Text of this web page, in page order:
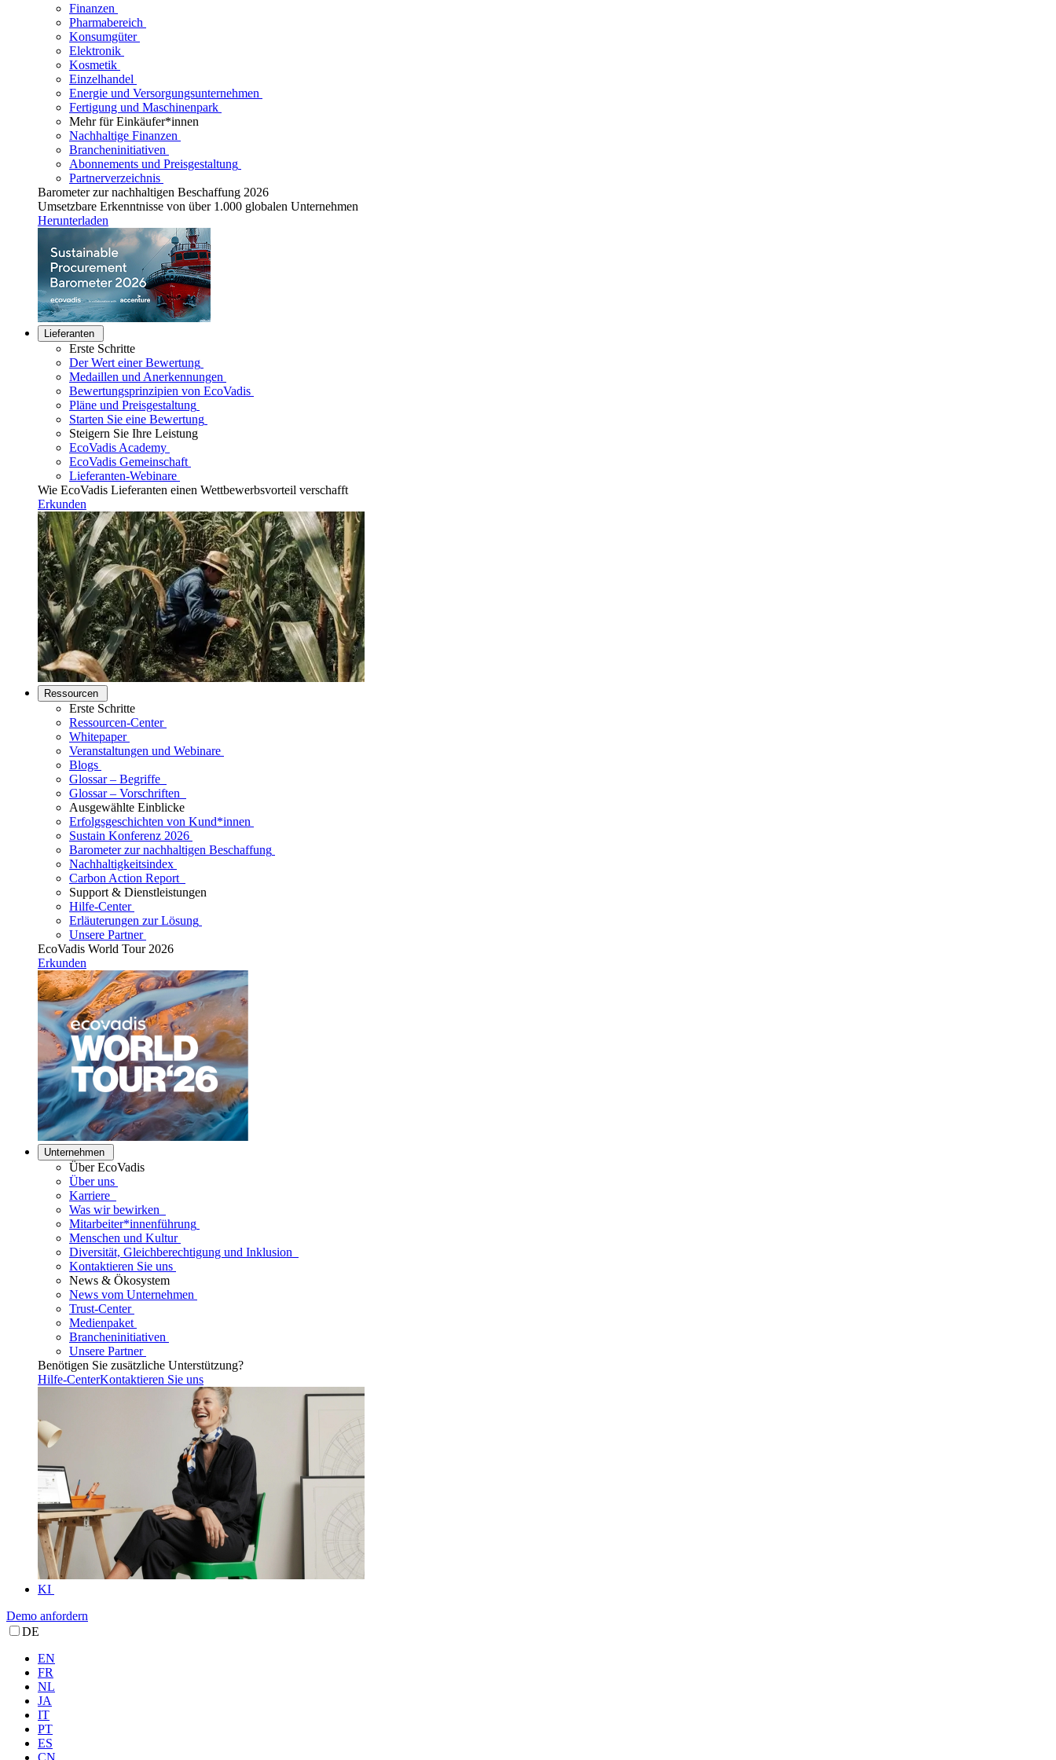
Finanzen
Pharmabereich
Konsumgüter
Elektronik
Kosmetik
Einzelhandel
Energie und Versorgungsunternehmen
Fertigung und Maschinenpark
Mehr für Einkäufer*innen
Nachhaltige Finanzen
Brancheninitiativen
Abonnements und Preisgestaltung
Partnerverzeichnis
Barometer zur nachhaltigen Beschaffung 2026
Umsetzbare Erkenntnisse von über 1.000 globalen Unternehmen
Herunterladen
Lieferanten
Erste Schritte
Der Wert einer Bewertung
Medaillen und Anerkennungen
Bewertungsprinzipien von EcoVadis
Pläne und Preisgestaltung
Starten Sie eine Bewertung
Steigern Sie Ihre Leistung
EcoVadis Academy
EcoVadis Gemeinschaft
Lieferanten-Webinare
Wie EcoVadis Lieferanten einen Wettbewerbsvorteil verschafft
Erkunden
Ressourcen
Erste Schritte
Ressourcen-Center
Whitepaper
Veranstaltungen und Webinare
Blogs
Glossar – Begriffe
Glossar – Vorschriften
Ausgewählte Einblicke
Erfolgsgeschichten von Kund*innen
Sustain Konferenz 2026
Barometer zur nachhaltigen Beschaffung
Nachhaltigkeitsindex
Carbon Action Report
Support & Dienstleistungen
Hilfe-Center
Erläuterungen zur Lösung
Unsere Partner
EcoVadis World Tour 2026
Erkunden
Unternehmen
Über EcoVadis
Über uns
Karriere
Was wir bewirken
Mitarbeiter*innenführung
Menschen und Kultur
Diversität, Gleichberechtigung und Inklusion
Kontaktieren Sie uns
News & Ökosystem
News vom Unternehmen
Trust-Center
Medienpaket
Brancheninitiativen
Unsere Partner
Benötigen Sie zusätzliche Unterstützung?
Hilfe-CenterKontaktieren Sie uns
KI
Demo anfordern
DE
EN
FR
NL
JA
IT
PT
ES
CN